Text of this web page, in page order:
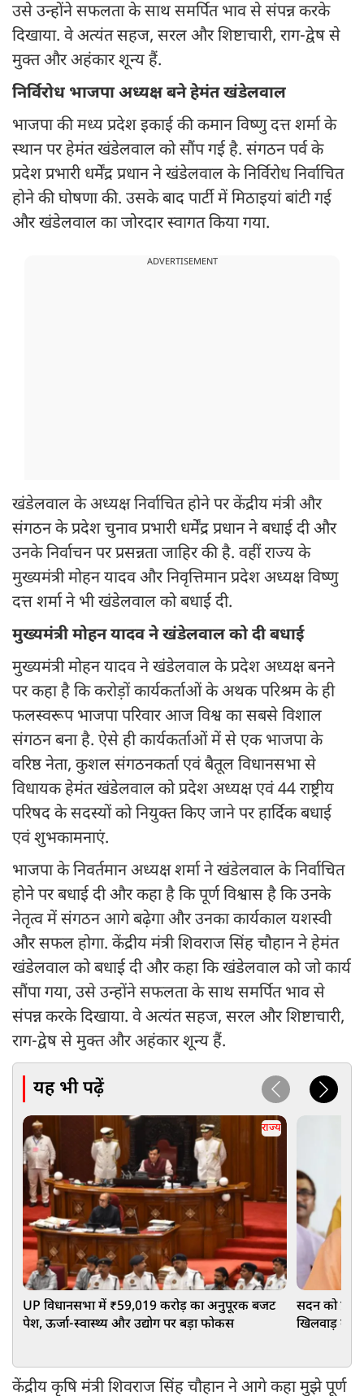
उसे उन्होंने सफलता के साथ समर्पित भाव से संपन्न करके
दिखाया. वे अत्यंत सहज, सरल और शिष्टाचारी, राग-द्वेष से
मुक्त और अहंकार शून्य हैं.
निर्विरोध भाजपा अध्यक्ष बने हेमंत खंडेलवाल
भाजपा की मध्य प्रदेश इकाई की कमान विष्णु दत्त शर्मा के
स्थान पर हेमंत खंडेलवाल को सौंप गई है. संगठन पर्व के
प्रदेश प्रभारी धर्मेंद्र प्रधान ने खंडेलवाल के निर्विरोध निर्वाचित
होने की घोषणा की. उसके बाद पार्टी में मिठाइयां बांटी गई
और खंडेलवाल का जोरदार स्वागत किया गया.
ADVERTISEMENT
खंडेलवाल के अध्यक्ष निर्वाचित होने पर केंद्रीय मंत्री और
संगठन के प्रदेश चुनाव प्रभारी धर्मेंद्र प्रधान ने बधाई दी और
उनके निर्वाचन पर प्रसन्नता जाहिर की है. वहीं राज्य के
मुख्यमंत्री मोहन यादव और निवृत्तिमान प्रदेश अध्यक्ष विष्णु
दत्त शर्मा ने भी खंडेलवाल को बधाई दी.
मुख्यमंत्री मोहन यादव ने खंडेलवाल को दी बधाई
मुख्यमंत्री मोहन यादव ने खंडेलवाल के प्रदेश अध्यक्ष बनने
पर कहा है कि करोड़ों कार्यकर्ताओं के अथक परिश्रम के ही
फलस्वरूप भाजपा परिवार आज विश्व का सबसे विशाल
संगठन बना है. ऐसे ही कार्यकर्ताओं में से एक भाजपा के
वरिष्ठ नेता, कुशल संगठनकर्ता एवं बैतूल विधानसभा से
विधायक हेमंत खंडेलवाल को प्रदेश अध्यक्ष एवं 44 राष्ट्रीय
परिषद के सदस्यों को नियुक्त किए जाने पर हार्दिक बधाई
एवं शुभकामनाएं.
भाजपा के निवर्तमान अध्यक्ष शर्मा ने खंडेलवाल के निर्वाचित
होने पर बधाई दी और कहा है कि पूर्ण विश्वास है कि उनके
नेतृत्व में संगठन आगे बढ़ेगा और उनका कार्यकाल यशस्वी
और सफल होगा. केंद्रीय मंत्री शिवराज सिंह चौहान ने हेमंत
खंडेलवाल को बधाई दी और कहा कि खंडेलवाल को जो कार्य
सौंपा गया, उसे उन्होंने सफलता के साथ समर्पित भाव से
संपन्न करके दिखाया. वे अत्यंत सहज, सरल और शिष्टाचारी,
राग-द्वेष से मुक्त और अहंकार शून्य हैं.
यह भी पढ़ें
राज्य
UP विधानसभा में ₹59,019 करोड़ का अनुपूरक बजट
पेश, ऊर्जा-स्वास्थ्य और उद्योग पर बड़ा फोकस
सदन को
खिलवाड़ कर
केंद्रीय कृषि मंत्री शिवराज सिंह चौहान ने आगे कहा मुझे पूर्ण